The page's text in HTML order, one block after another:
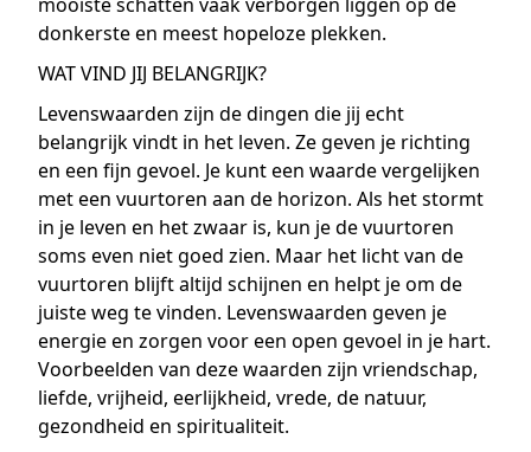
donkerste en meest hopeloze plekken.
WAT VIND JIJ BELANGRIJK?
Levenswaarden zijn de dingen die jij echt
belangrijk vindt in het leven. Ze geven je richting
en een fijn gevoel. Je kunt een waarde vergelijken
met een vuurtoren aan de horizon. Als het stormt
in je leven en het zwaar is, kun je de vuurtoren
soms even niet goed zien. Maar het licht van de
vuurtoren blijft altijd schijnen en helpt je om de
juiste weg te vinden. Levenswaarden geven je
energie en zorgen voor een open gevoel in je hart.
Voorbeelden van deze waarden zijn vriendschap,
liefde, vrijheid, eerlijkheid, vrede, de natuur,
gezondheid en spiritualiteit.